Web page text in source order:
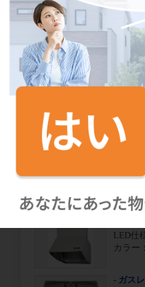
※ 色柄等、異なる場合が
確認ください。
その他仕様
- シンク
ステン
傷や
静音仕様
- 水栓
らない
カート
LED仕
カラー
- ガス